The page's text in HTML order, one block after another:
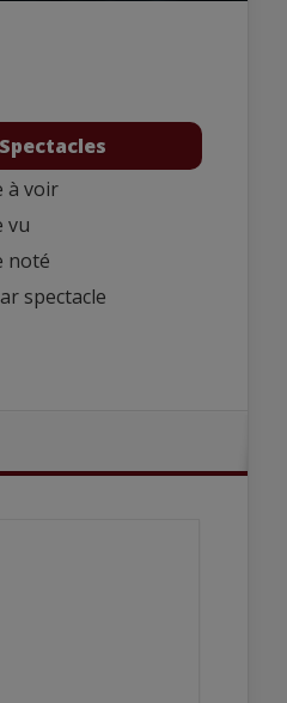
Spectacles
à voir
vu
noté
spectacle